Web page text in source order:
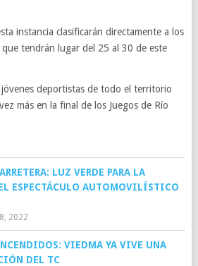
instancia clasificarán directamente a los
que tendrán lugar del 25 al 30 de este
jóvenes deportistas de todo el territorio
más en la final de los Juegos de Río
LUZ VERDE PARA LA
ESPECTÁCULO AUTOMOVILÍSTICO
2022
VIEDMA YA VIVE UNA
DEL TC